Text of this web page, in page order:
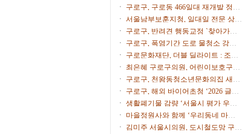
트립>’ 9월 공연 개최
구로구, 구로동 466일대 재개발 정비
계획 수립 본격 착수
서울남부보훈지청, 일대일 전문 상담
가 ‘보훈매니저’ 운영
구로구, 반려견 행동교정 `찾아가는
펫마스터` 참가자 모집
구로구, 폭염기간 도로 물청소 강화,
살수차7대 투입 무더위 식힌다
구로문화재단, 더블 딜라이트 : 조윤
성 트리오 & 스탠딩 에그 개최
최은혜 구로구의원, 어린이보호구역
운영 개선 주민 간담회 개최
구로구, 천왕동청소년문화의집 새단
장…오픈파티·청소년 축제
구로구, 해외 바이어초청 ‘2026 글로
벌 비즈니스 상담회’ 참가기업 모집
생활폐기물 감량 ‘서울시 평가 우수
구’ 선정
마을정원사와 함께 ‘우리동네 마을
정원’ 식재 행사 개최
김미주 서울시의원, 도시철도망 구축